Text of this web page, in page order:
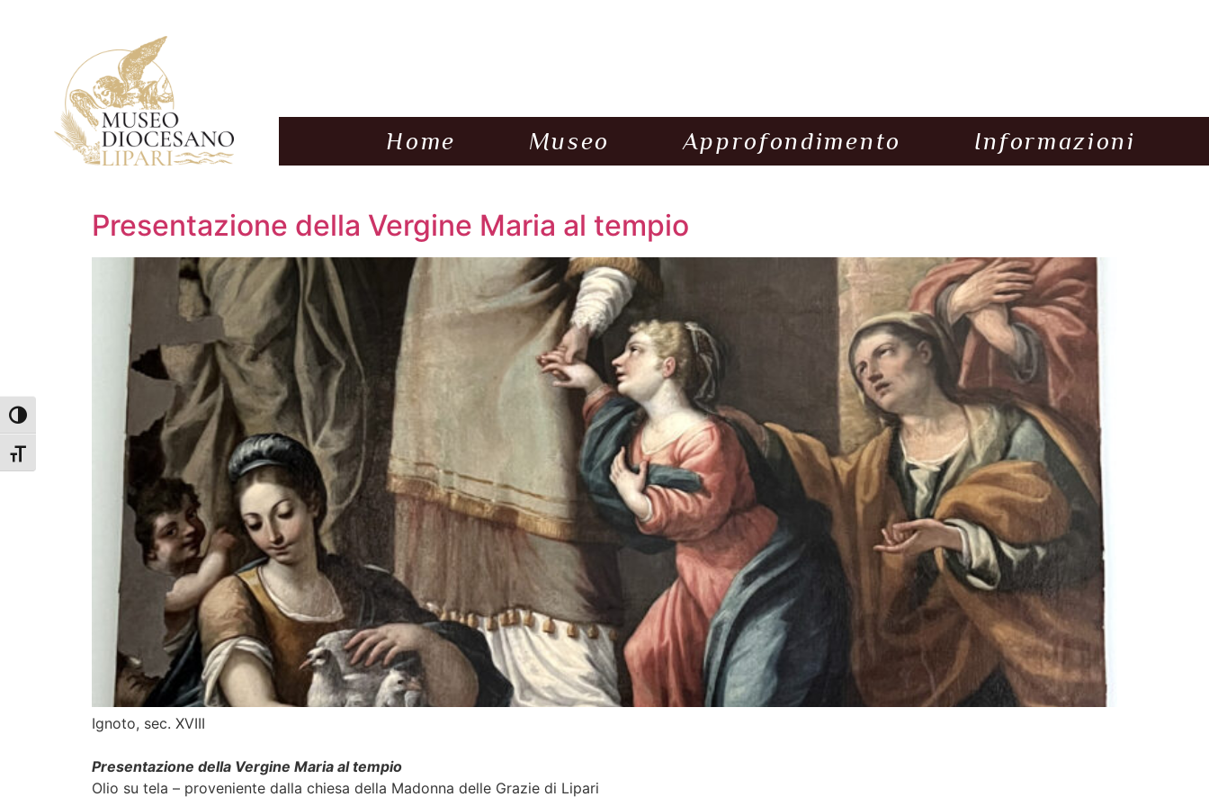
Attiva/disattiva alto contrasto
Attiva/disattiva dimensione testo
Home Museo Approfondimento Informazioni
Presentazione della Vergine Maria al tempio
Ignoto, sec. XVIII
Presentazione della Vergine Maria al tempio
Olio su tela – proveniente dalla chiesa della Madonna delle Grazie di Lipari